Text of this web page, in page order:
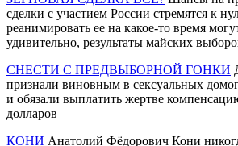
сделки с участием России стремятся к
реанимировать ее на какое-то время
удивительно, результаты майских
СНЕСТИ С ПРЕДВЫБОРНОЙ ГОНКИ
признали виновным в сексуальных
и обязали выплатить жертве
долларов
КОНИ Анатолий Фёдорович Кони